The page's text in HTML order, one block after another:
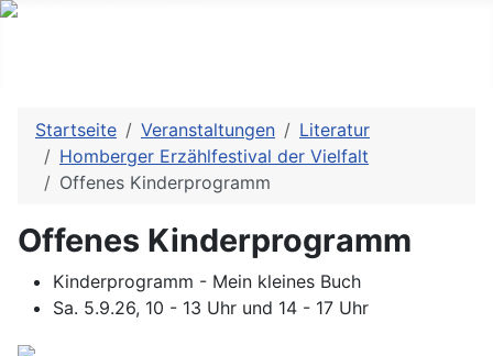
Startseite Veranstaltungen
Literatur
Homberger Erzählfestival der Vielfalt
Offenes Kinderprogramm
Offenes Kinderprogramm
Kinderprogramm - Mein kleines Buch
Sa. 5.9.26, 10 - 13 Uhr und 14 - 17 Uhr